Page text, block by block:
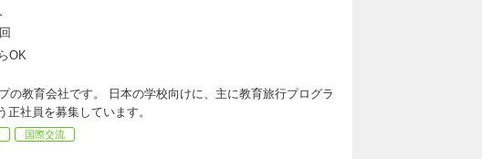
OK
の教育会社です。 日本の学校向けに、主に教育旅行プログラ
社員を募集しています。
国際交流